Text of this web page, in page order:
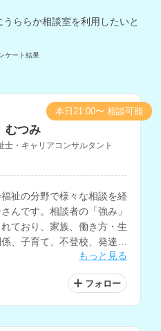
うららか相談室を利用したいと
ケート結果
むつみ
士・キャリアコンサルタント
祉の分野で様々な相談を経
んです。相談者の「強み」
ており、家族、働き方・生
、子育て、不登校、発達障
もっと見る
フォロー
本日21:00〜 相談可能